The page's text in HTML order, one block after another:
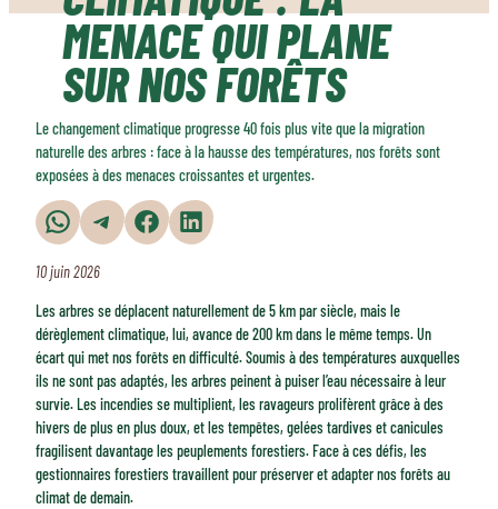
MENACE QUI PLANE
SUR NOS FORÊTS
Le changement climatique progresse 40 fois plus vite que la migration
naturelle des arbres : face à la hausse des températures, nos forêts sont
exposées à des menaces croissantes et urgentes.
Partager sur WhatsApp Partager sur Telegram Partager sur Facebook Partager sur LinkedIn
10 juin 2026
Les arbres se déplacent naturellement de 5 km par siècle, mais le
dérèglement climatique, lui, avance de 200 km dans le même temps. Un
écart qui met nos forêts en difficulté. Soumis à des températures auxquelles
ils ne sont pas adaptés, les arbres peinent à puiser l’eau nécessaire à leur
survie. Les incendies se multiplient, les ravageurs prolifèrent grâce à des
hivers de plus en plus doux, et les tempêtes, gelées tardives et canicules
fragilisent davantage les peuplements forestiers. Face à ces défis, les
gestionnaires forestiers travaillent pour préserver et adapter nos forêts au
climat de demain.